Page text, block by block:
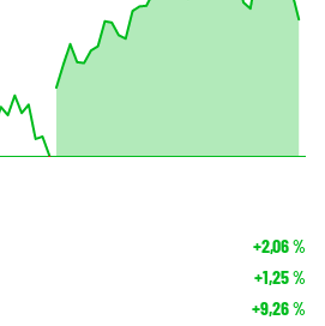
+2,06%
+1,25%
+9,26%